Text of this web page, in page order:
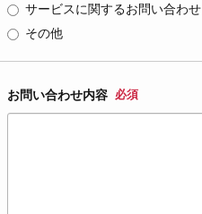
サービスに関するお問い合わせ
その他
お問い合わせ内容 必須